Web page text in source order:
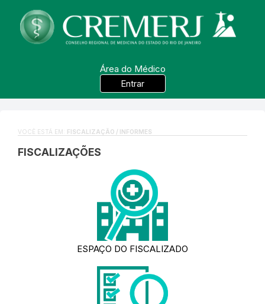
Área do Médico
Entrar
VOCÊ ESTÁ EM: FISCALIZAÇÃO / INFORMES
FISCALIZAÇÕES
ESPAÇO DO FISCALIZADO